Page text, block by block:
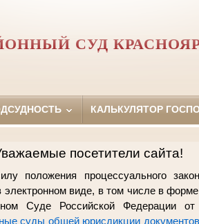
СУД
КАЛЬКУЛЯТОР
посетители сайта!
положения процессуального
виде, в том числе в
Суде Российской
суды общей юрисдикции